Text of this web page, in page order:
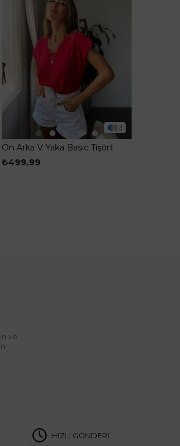
3
Ön Arka V Yaka Basic Tişört
Kırmızı
₺499,99
ve
HIZLI GÖNDERİ